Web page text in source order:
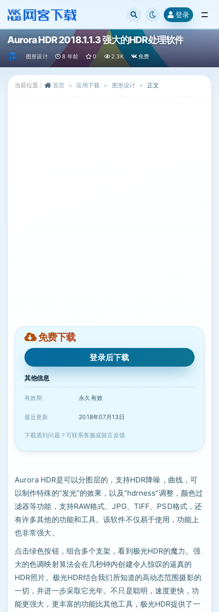
登录
Aurora HDR 2018.1.1.3 强大的HDR处理软件
图形设计 8 年前 0 2.3K 免费
当前位置： 首页 应用下载 图形设计 正文
免费下载
登录后下载
其他信息
有效期 永久有效
最近更新 2018年07月13日
下载遇到问题？可联系客服或留言反馈
Aurora HDR是可以分图层的，支持HDR降噪，曲线，可
以制作特殊的“发光”的效果，以及“hdrness”调整，颜色过
滤器等功能，支持RAW格式、JPG、TIFF、PSD格式，还
有许多其他的功能和工具。该软件不仅易于使用，功能上
也非常强大。
点击绿色按钮，组合多个支架，看到极光HDR的魔力。强
大的色调映射算法会在几秒钟内创建令人惊叹的逼真的
HDR照片。极光HDR结合我们所知道的高动态范围摄影的
一切，并进一步采取它光年。不只是聪明，速度更快，功
能更强大，更丰富的功能比其他工具，极光HDR提供了一
全部